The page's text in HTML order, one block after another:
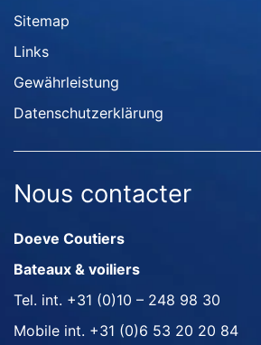
Sitemap
Links
Gewährleistung
Datenschutzerklärung
Nous contacter
Doeve Coutiers
Bateaux & voiliers
Tel. int. +31 (0)10 – 248 98 30
Mobile int. +31 (0)6 53 20 20 84